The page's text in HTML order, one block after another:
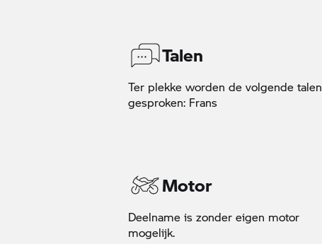
Talen
Ter plekke worden de volgende talen
gesproken: Frans
Motor
Deelname is zonder eigen motor
mogelijk.